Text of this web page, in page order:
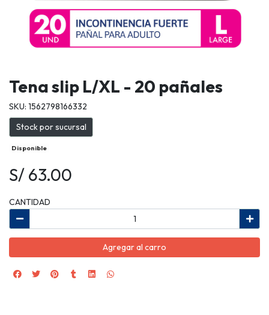
Tena slip L/XL - 20 pañales
SKU: 1562798166332
Stock por sucursal
Disponible
S/ 63.00
CANTIDAD
Agregar al carro